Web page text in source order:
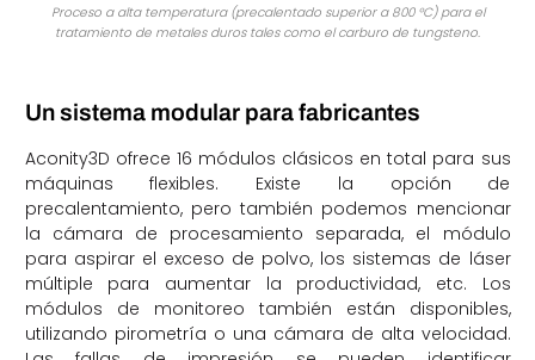
Proceso a alta temperatura (precalentado superior a 800 °C) para el
tratamiento de metales duros tales como el carburo de tungsteno.
Un sistema modular para fabricantes
Aconity3D ofrece 16 módulos clásicos en total para sus
máquinas flexibles. Existe la opción de
precalentamiento, pero también podemos mencionar
la cámara de procesamiento separada, el módulo
para aspirar el exceso de polvo, los sistemas de láser
múltiple para aumentar la productividad, etc. Los
módulos de monitoreo también están disponibles,
utilizando pirometría o una cámara de alta velocidad.